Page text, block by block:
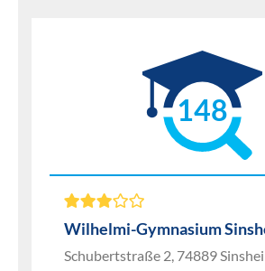
148
Wilhelmi-Gymnasium
Schubertstraße 2, 74889